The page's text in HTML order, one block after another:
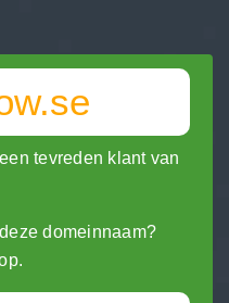
tevreden klant van
domeinnaam?